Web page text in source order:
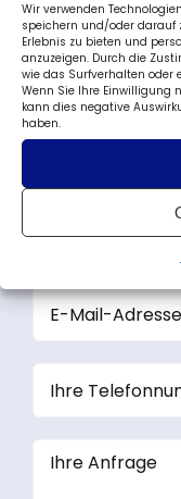
Wir verwenden
speichern und/oder darauf
Erlebnis zu bieten und
anzuzeigen. Durch die
wie das Surfverhalten oder
Wenn Sie Ihre Einwilligung
kann dies negative
haben.
Ein
Füllen Sie bitte